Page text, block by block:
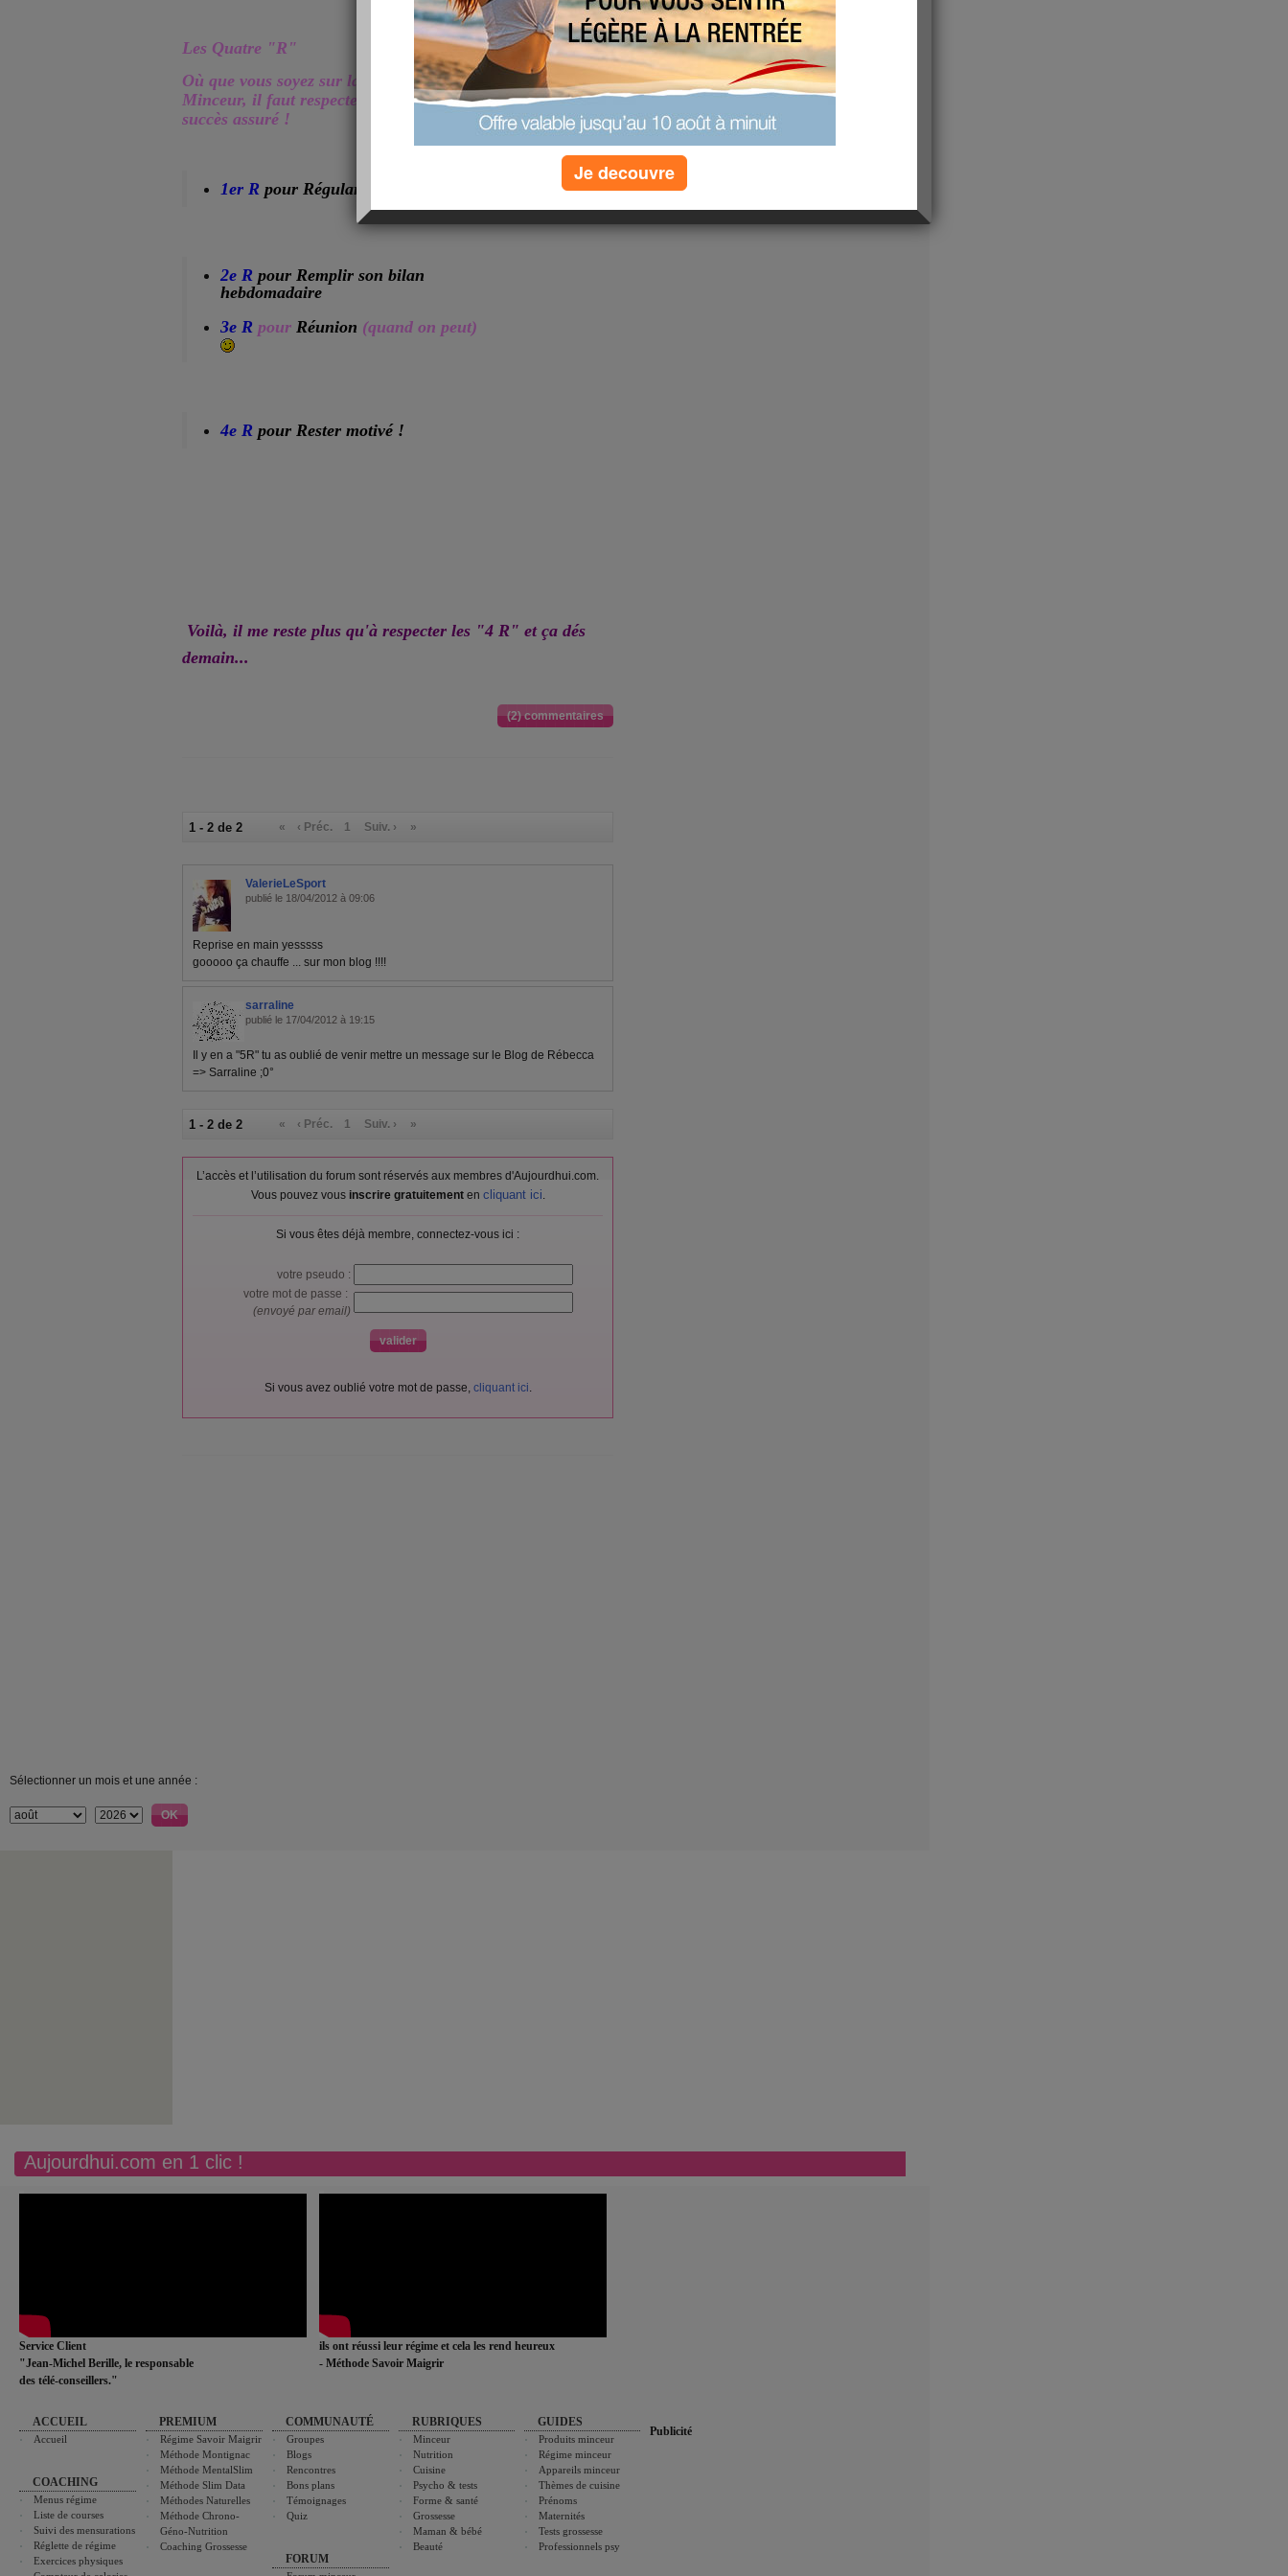
Les Quatre "R"
Où que vous soyez sur la Route de la
Minceur, il faut respecter les
4Rpour un
succès assuré !
1er R pour Régularité
2e R pour Remplir son bilan
hebdomadaire
3e R pour Réunion (quand on peut)
4e R pour Rester motivé !
Voilà, il me reste plus qu'à respecter les "4 R" et ça dés
demain...
(2) commentaires
1 - 2 de 2 « ‹ Préc. 1 Suiv. › »
ValerieLeSport
publié le 18/04/2012 à 09:06
Reprise en main yesssss
gooooo ça chauffe ... sur mon blog !!!!
sarraline
publié le 17/04/2012 à 19:15
Il y en a "5R" tu as oublié de venir mettre un message sur le Blog de Rébecca
=> Sarraline ;0°
1 - 2 de 2 « ‹ Préc. 1 Suiv. › »
L’accès et l’utilisation du forum sont réservés aux membres d'Aujourdhui.com.
Vous pouvez vous inscrire gratuitementen cliquant ici.
Si vous êtes déjà membre, connectez-vous ici :
votre pseudo :
votre mot de passe :
(envoyé par email)
Si vous avez oublié votre mot de passe, cliquant ici.
Sélectionner un mois et une année :
Aujourdhui.com en 1 clic !
Service Client
"Jean-Michel Berille, le responsable
des télé-conseillers."
ils ont réussi leur régime et cela les rend heureux
- Méthode Savoir Maigrir
ACCUEIL
Accueil
COACHING
Menus régime
Liste de courses
Suivi des mensurations
Réglette de régime
Exercices physiques
PREMIUM
Régime Savoir Maigrir
Méthode Montignac
Méthode MentalSlim
Méthode Slim Data
Méthodes Naturelles
Méthode Chrono-
Géno-Nutrition
Coaching Grossesse
COMMUNAUTÉ
Groupes
Blogs
Rencontres
Bons plans
Témoignages
Quiz
FORUM
RUBRIQUES
Minceur
Nutrition
Cuisine
Psycho & tests
Forme & santé
Grossesse
Maman & bébé
Beauté
GUIDES
Produits minceur
Régime minceur
Appareils minceur
Thèmes de cuisine
Prénoms
Maternités
Tests grossesse
Professionnels psy
Publicité
Je decouvre